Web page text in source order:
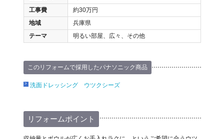
工事費
約30万円
地域
兵庫県
テーマ
明るい部屋、広々、その他
このリフォームで採用したパナソニック商品
洗面ドレッシング ウツクシーズ
リフォームポイント